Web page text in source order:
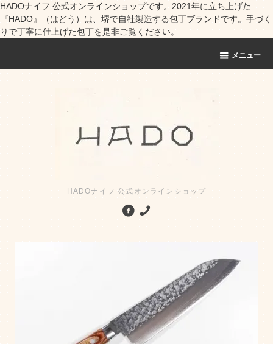
HADOナイフ 公式オンラインショップです。2021年に立ち上げた
『HADO』（はどう）は、堺で自社製造する包丁ブランドです。手づく
りで丁寧に仕上げた包丁を是非ご覧ください。
メニュー
HADOナイフ 公式オンラインショップ